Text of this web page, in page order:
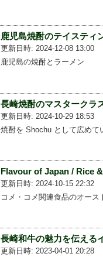
鹿児島焼酎のテイスティ
更新日時: 2024-12-08 13:00
鹿児島の焼酎とラーメン
長崎焼酎のマスタークラ
更新日時: 2024-10-29 18:53
焼酎を Shochu として広めて
Flavour of Japan / Rice
更新日時: 2024-10-15 22:32
コメ・コメ関連食品のオー
長崎和牛の魅力を伝える
更新日時: 2023-04-01 20:28